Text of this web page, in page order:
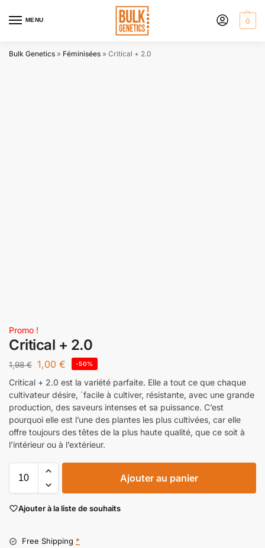
MENU 0
Bulk Genetics » Féminisées » Critical + 2.0
Promo !
Critical + 2.0
1,98€ 1,00 € -50%
Critical + 2.0 est la variété parfaite. Elle a tout ce que chaque
cultivateur désire, ´facile à cultiver, résistante, avec une grande
production, des saveurs intenses et sa puissance. C’est
pourquoi elle est l’une des plantes les plus cultivées, car elle
offre toujours des têtes de la plus haute qualité, que ce soit à
l’intérieur ou à l’extérieur.
Ajouter au panier
Ajouter à la liste de souhaits
Free Shipping *